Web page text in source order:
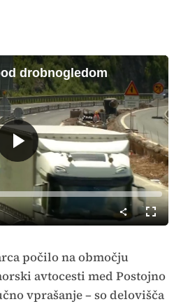
drobnogledom
Predvajaj
način
počilo na območju
avtocesti med Postojno
vprašanje – so delovišča